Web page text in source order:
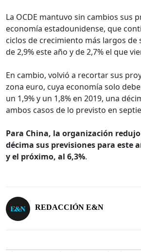
La OCDE mantuvo sin cambios sus
economía estadounidense, que
ciclos de crecimiento más largos
de 2,9% este año y de 2,7% el que
En cambio, volvió a recortar sus
zona euro, cuya economía solo
un 1,9% y un 1,8% en 2019, una
ambos casos de lo previsto en
Para China, la organización
décima sus previsiones para este
y el próximo, al 6,3%.
REDACCIÓN E&N